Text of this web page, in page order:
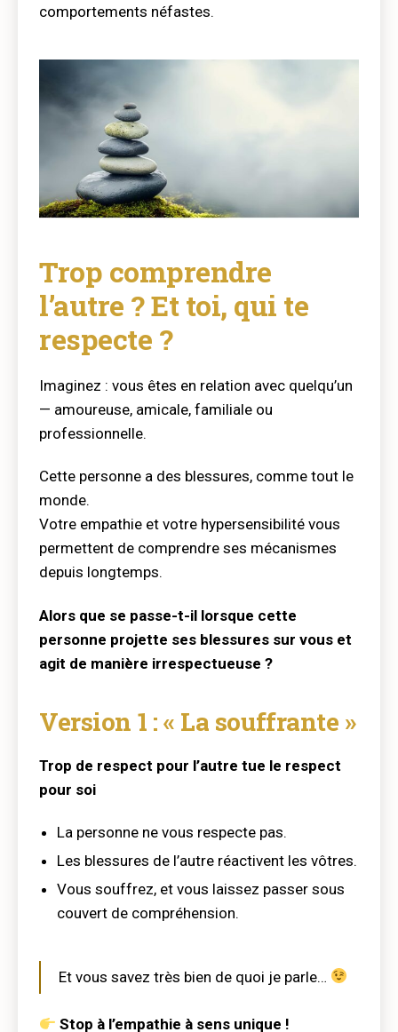
comportements néfastes.
Trop comprendre
l’autre ? Et toi, qui te
respecte ?
Imaginez : vous êtes en relation avec quelqu’un
— amoureuse, amicale, familiale ou
professionnelle.
Cette personne a des blessures, comme tout le
monde.
Votre empathie et votre hypersensibilité vous
permettent de comprendre ses mécanismes
depuis longtemps.
Alors que se passe-t-il lorsque cette
personne projette ses blessures sur vous et
agit de manière irrespectueuse ?
Version 1 : « La souffrante »
Trop de respect pour l’autre tue le respect
pour soi
La personne ne vous respecte pas.
Les blessures de l’autre réactivent les vôtres.
Vous souffrez, et vous laissez passer sous
couvert de compréhension.
Et vous savez très bien de quoi je parle…
Stop à l’empathie à sens unique !